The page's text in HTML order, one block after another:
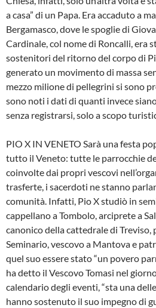
a casa” di un Papa. Era accaduto a
Bergamasco, dove le spoglie di
Cardinale, col nome di Roncalli, era
sostenitori del ritorno del corpo di
generato un movimento di massa
mezzo milione di pellegrini si sono
sono noti i dati di quanti invece
senza registrarsi, solo a scopo
PIO X IN VENETO Sarà una festa
tutto il Veneto: tutte le parrocchie
coinvolte dai propri vescovi
trasferte, i sacerdoti ne stanno
comunità. Infatti, Pio X studiò in
cappellano a Tombolo, arciprete a
canonico della cattedrale di Treviso,
Seminario, vescovo a Mantova e
quel suo essere stato “un povero
ha detto il Vescovo Tomasi nel
calendario degli eventi, “sta una
hanno sostenuto il suo impegno di